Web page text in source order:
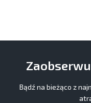
Bądź na bieżąco z